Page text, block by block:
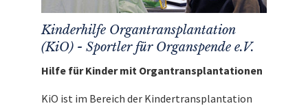
Kinderhilfe Organtransplantation
(KiO) - Sportler für Organspende e.V.
Hilfe für Kinder mit Organtransplantationen
KiO ist im Bereich der Kindertransplantation